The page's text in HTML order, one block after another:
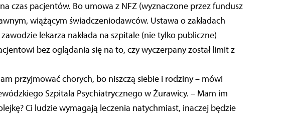
czas pacjentów. Bo umowa z NFZ (wyznaczone przez fundusz
wiążącym świadczeniodawców. Ustawa o zakładach
lekarza nakłada na szpitale (nie tylko publiczne)
bez oglądania się na to, czy wyczerpany został limit z
przyjmować chorych, bo niszczą siebie i rodziny – mówi
Szpitala Psychiatrycznego w Żurawicy. – Mam im
Ci ludzie wymagają leczenia natychmiast, inaczej będzie